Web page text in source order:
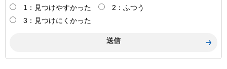
1：見つけやすかった
2：ふつう
3：見つけにくかった